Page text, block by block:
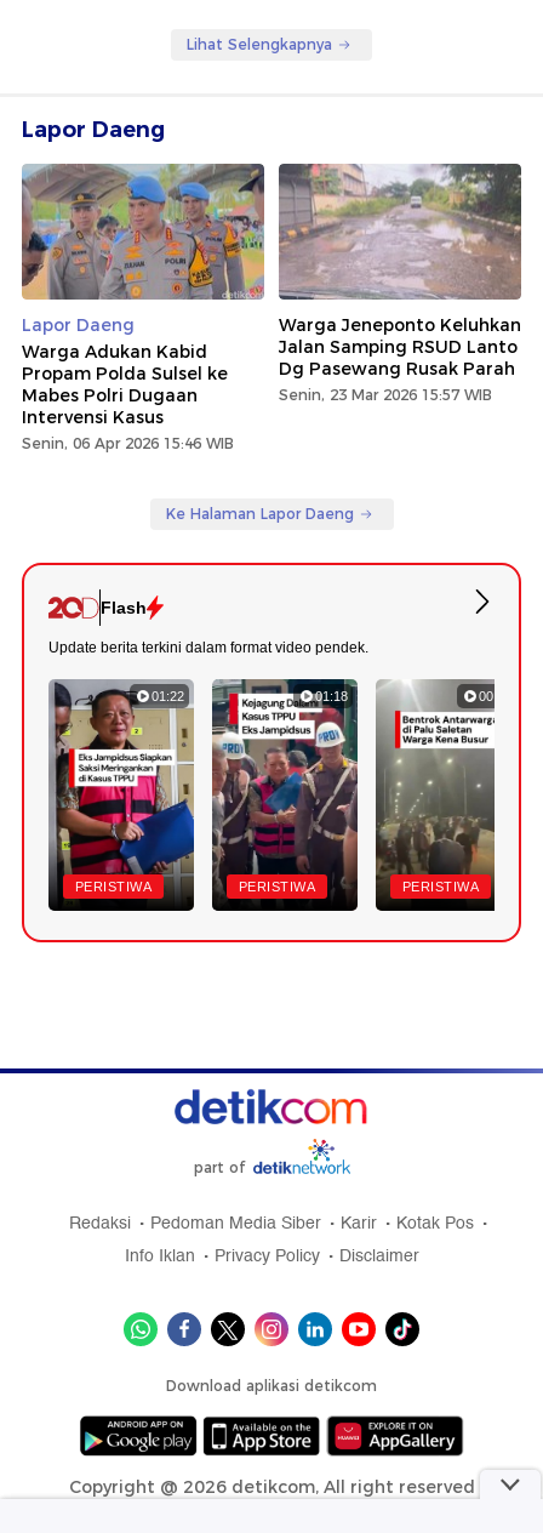
Lihat Selengkapnya
Lapor Daeng
Lapor Daeng
Warga Adukan Kabid
Propam Polda Sulsel ke
Mabes Polri Dugaan
Intervensi Kasus
Senin, 06 Apr 2026 15:46 WIB
Warga Jeneponto Keluhkan
Jalan Samping RSUD Lanto
Dg Pasewang Rusak Parah
Senin, 23 Mar 2026 15:57 WIB
Ke Halaman Lapor Daeng
Flash
Update berita terkini dalam format video pendek.
01:22
PERISTIWA
01:18
PERISTIWA
00:34
PERISTIWA
part of
Redaksi Pedoman Media Siber Karir
Kotak Pos
Info Iklan
Privacy Policy Disclaimer
Download aplikasi detikcom
Copyright @ 2026 detikcom, All right reserved